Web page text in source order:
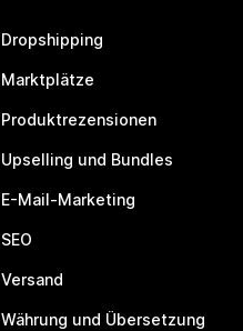
Dropshipping
Marktplätze
Produktrezensionen
Upselling und Bundles
E-Mail-Marketing
SEO
Versand
Währung und Übersetzung